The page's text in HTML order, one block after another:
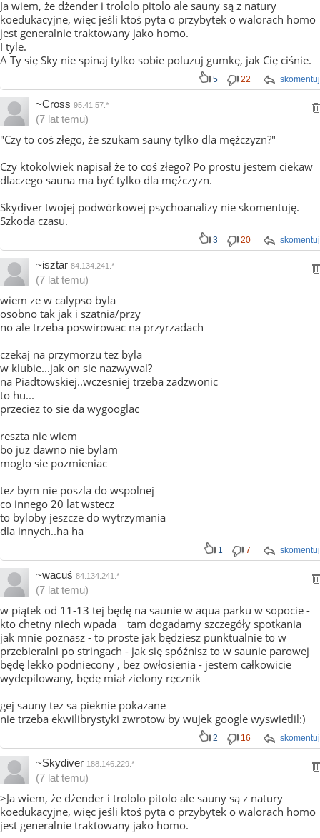
Ja wiem, że dżender i trololo pitolo ale sauny są z natury
koedukacyjne, więc jeśli ktoś pyta o przybytek o walorach homo
jest generalnie traktowany jako homo.
I tyle.
A Ty się Sky nie spinaj tylko sobie poluzuj gumkę, jak Cię ciśnie.
skomentuj
5 22
~Cross 95.41.57.*
(7 lat temu)
"Czy to coś złego, że szukam sauny tylko dla mężczyzn?"
Czy ktokolwiek napisał że to coś złego? Po prostu jestem ciekaw
dlaczego sauna ma być tylko dla mężczyzn.
Skydiver twojej podwórkowej psychoanalizy nie skomentuję.
Szkoda czasu.
skomentuj
3 20
~isztar 84.134.241.*
(7 lat temu)
wiem ze w calypso byla
osobno tak jak i szatnia/przy
no ale trzeba poswirowac na przyrzadach
czekaj na przymorzu tez byla
w klubie...jak on sie nazwywal?
na Piadtowskiej..wczesniej trzeba zadzwonic
to hu...
przeciez to sie da wygooglac
reszta nie wiem
bo juz dawno nie bylam
moglo sie pozmieniac
tez bym nie poszla do wspolnej
co innego 20 lat wstecz
to byloby jeszcze do wytrzymania
dla innych..ha ha
skomentuj
1 7
~wacuś 84.134.241.*
(7 lat temu)
w piątek od 11-13 tej będę na saunie w aqua parku w sopocie -
kto chetny niech wpada _ tam dogadamy szczegóły spotkania
jak mnie poznasz - to proste jak będziesz punktualnie to w
przebieralni po stringach - jak się spóźnisz to w saunie parowej
będę lekko podniecony , bez owłosienia - jestem całkowicie
wydepilowany, będę miał zielony ręcznik
gej sauny tez sa pieknie pokazane
nie trzeba ekwilibrystyki zwrotow by wujek google wyswietlil:)
skomentuj
2 16
~Skydiver 188.146.229.*
(7 lat temu)
>Ja wiem, że dżender i trololo pitolo ale sauny są z natury
koedukacyjne, więc jeśli ktoś pyta o przybytek o walorach homo
jest generalnie traktowany jako homo.